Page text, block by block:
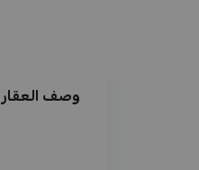
وصف العقار